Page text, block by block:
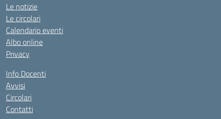
Le notizie
Le circolari
Calendario eventi
Albo online
Privacy
Info Docenti
Avvisi
Circolari
Contatti